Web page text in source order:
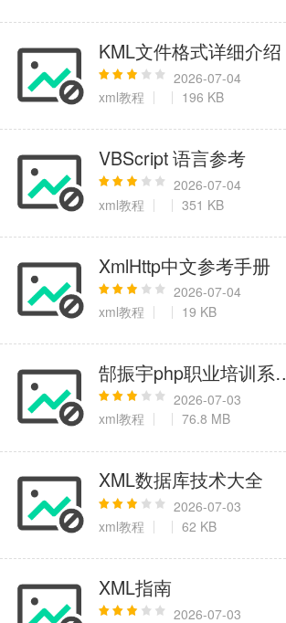
KML文件格式详细介绍
2026-07-04
xml教程
196 KB
VBScript 语言参考
2026-07-04
xml教程
351 KB
XmlHttp中文参考手册
2026-07-04
xml教程
19 KB
郜振宇php职业培训系
2026-07-03
xml教程
76.8 MB
XML数据库技术大全
2026-07-03
xml教程
62 KB
XML指南
2026-07-03